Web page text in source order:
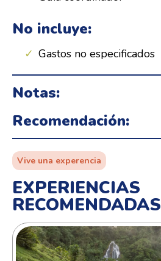
No incluye:
Gastos no especificados
Notas:
Recomendación:
Vive una experencia
EXPERIENCIAS
RECOMENDADAS